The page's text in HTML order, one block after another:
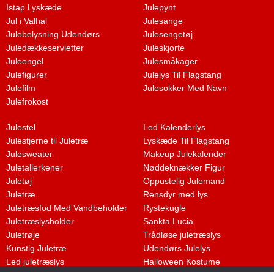
Istap Lyskæde
Jul i Valhal
Julebelysning Udendørs
Juledækkeservietter
Juleengel
Julefigurer
Julefilm
Julefrokost
Julepynt
Julesange
Julesengetøj
Juleskjorte
Julesmåkager
Julelys Til Flagstang
Julesokker Med Navn
Julestel
Julestjerne til Juletræ
Julesweater
Juletallerkener
Juletøj
Juletræ
Juletræsfod Med Vandbeholder
Juletræslysholder
Juletrøje
Kunstig Juletræ
Led juletræslys
Led Kalenderlys
Lyskæde Til Flagstang
Makeup Julekalender
Nøddeknækker Figur
Oppustelig Julemand
Rensdyr med lys
Rystekugle
Sankta Lucia
Trådløse juletræslys
Udendørs Julelys
Halloween Kostume